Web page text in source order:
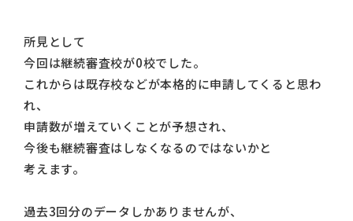
所見として
今回は継続審査校が0校でした。
これからは既存校などが本格的に申請してくると思わ
れ、
申請数が増えていくことが予想され、
今後も継続審査はしなくなるのではないかと
考えます。
過去3回分のデータしかありませんが、